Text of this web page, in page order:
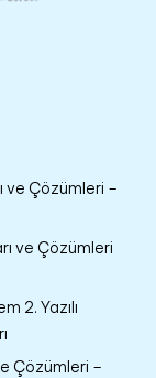
ve Çözümleri –
ve Çözümleri
2. Yazılı
Çözümleri –